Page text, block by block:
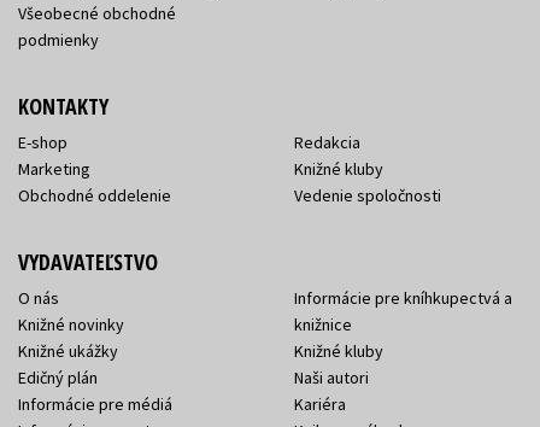
Všeobecné obchodné
podmienky
KONTAKTY
E-shop
Marketing
Obchodné oddelenie
Redakcia
Knižné kluby
Vedenie spoločnosti
VYDAVATEĽSTVO
O nás
Knižné novinky
Knižné ukážky
Edičný plán
Informácie pre médiá
Informácie pre kníhkupectvá a
knižnice
Knižné kluby
Naši autori
Kariéra